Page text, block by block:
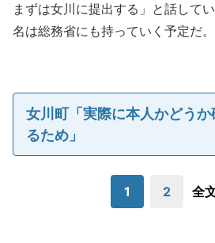
まずは女川に提出する」と話して
名は総務省にも持っていく予定だ。
女川町「実際に本人かどうか
るため」
1 2 全